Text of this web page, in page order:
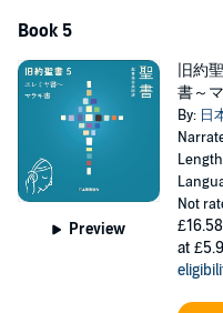
Book 5
Preview
旧約
書～
By: 日
Not
£16.58
at